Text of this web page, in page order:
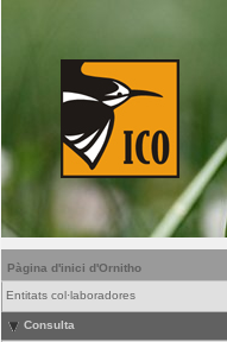
Pàgina d'inici d'Ornitho
Entitats col·laboradores
Consulta